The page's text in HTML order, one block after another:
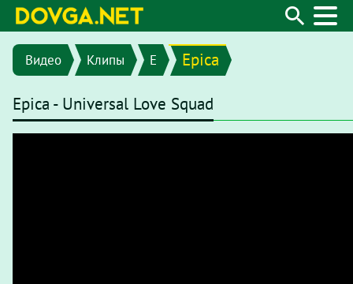
Видео Клипы E Epica
Epica - Universal Love Squad